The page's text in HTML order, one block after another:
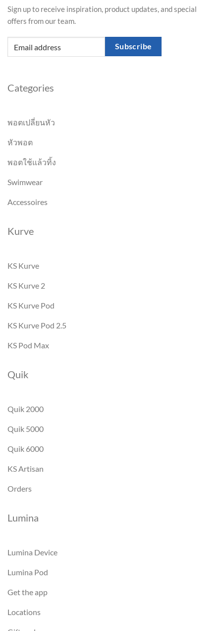
Categories
พอตเปลี่ยนหัว
หัวพอต
พอตใช้แล้วทิ้ง
Swimwear
Accessoires
Kurve
KS Kurve
KS Kurve 2
KS Kurve Pod
KS Kurve Pod 2.5
KS Pod Max
Quik
Quik 2000
Quik 5000
Quik 6000
KS Artisan
Orders
Lumina
Lumina Device
Lumina Pod
Get the app
Locations
Sign up to receive inspiration, product updates, and special
offers from our team.
Subscribe